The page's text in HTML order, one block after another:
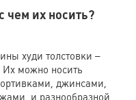
чем их носить?
худи толстовки –
Их можно носить
джинсами,
и разнообразной